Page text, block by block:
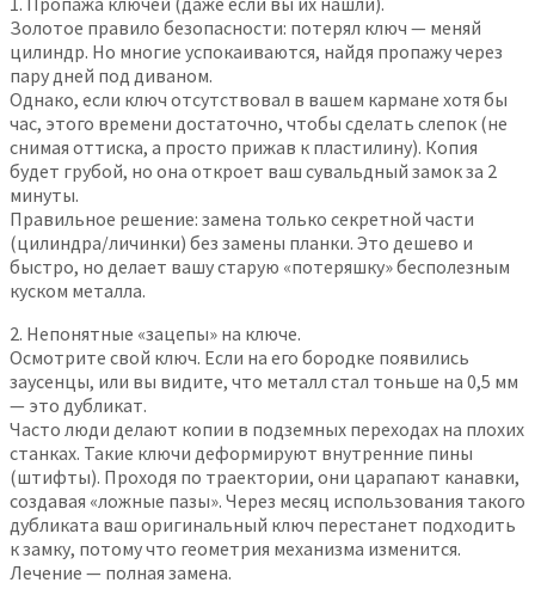
Золотое правило безопасности: потерял ключ — меняй
цилиндр. Но многие успокаиваются, найдя пропажу через
пару дней под диваном.
Однако, если ключ отсутствовал в вашем кармане хотя бы
час, этого времени достаточно, чтобы сделать слепок (не
снимая оттиска, а просто прижав к пластилину). Копия
будет грубой, но она откроет ваш сувальдный замок за 2
минуты.
Правильное решение: замена только секретной части
(цилиндра/личинки) без замены планки. Это дешево и
быстро, но делает вашу старую «потеряшку» бесполезным
куском металла.
2. Непонятные «зацепы» на ключе.
Осмотрите свой ключ. Если на его бородке появились
заусенцы, или вы видите, что металл стал тоньше на 0,5 мм
— это дубликат.
Часто люди делают копии в подземных переходах на плохих
станках. Такие ключи деформируют внутренние пины
(штифты). Проходя по траектории, они царапают канавки,
создавая «ложные пазы». Через месяц использования такого
дубликата ваш оригинальный ключ перестанет подходить
к замку, потому что геометрия механизма изменится.
Лечение — полная замена.